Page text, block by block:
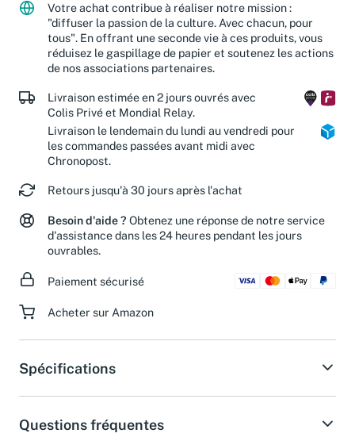
Votre achat contribue à réaliser notre mission :
"diffuser la passion de la culture. Avec chacun, pour
tous". En offrant une seconde vie à ces produits, vous
réduisez le gaspillage de papier et soutenez les actions
de nos associations partenaires.
Livraison estimée en 2 jours ouvrés avec
Colis Privé et Mondial Relay.
Livraison le lendemain du lundi au vendredi pour
les commandes passées avant midi avec
Chronopost.
Retours jusqu'à 30 jours après l'achat
Besoin d'aide ? Obtenez une réponse de notre service
d'assistance dans les 24 heures pendant les jours
ouvrables.
Paiement sécurisé
Acheter sur Amazon
Spécifications
Questions fréquentes